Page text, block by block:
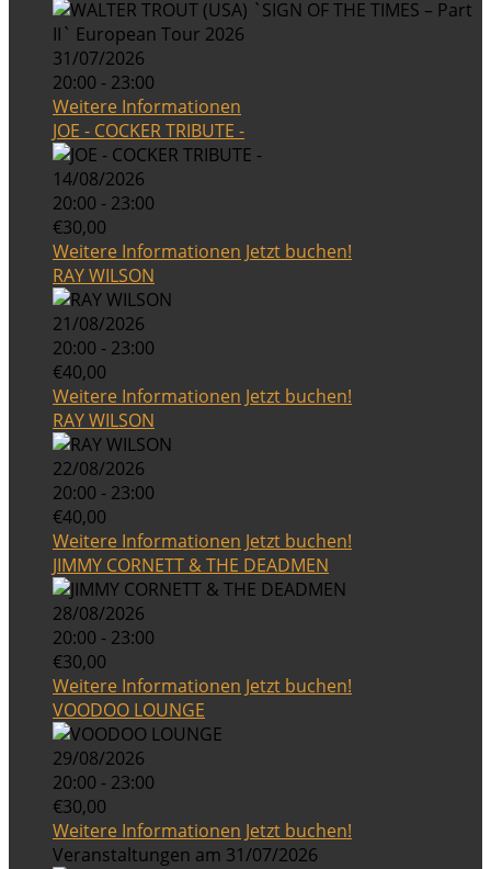
31/07/2026
20:00 - 23:00
Weitere Informationen
JOE - COCKER TRIBUTE -
14/08/2026
20:00 - 23:00
€30,00
Weitere Informationen Jetzt buchen!
RAY WILSON
21/08/2026
20:00 - 23:00
€40,00
Weitere Informationen Jetzt buchen!
RAY WILSON
22/08/2026
20:00 - 23:00
€40,00
Weitere Informationen Jetzt buchen!
JIMMY CORNETT & THE DEADMEN
28/08/2026
20:00 - 23:00
€30,00
Weitere Informationen Jetzt buchen!
VOODOO LOUNGE
29/08/2026
20:00 - 23:00
€30,00
Weitere Informationen Jetzt buchen!
Veranstaltungen am 31/07/2026